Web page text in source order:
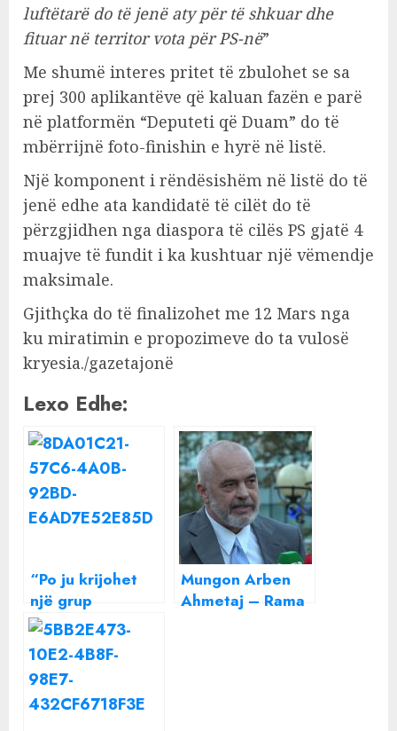
luftëtarë do të jenë aty për të shkuar dhe
fituar në territor vota për PS-në”
Me shumë interes pritet të zbulohet se sa
prej 300 aplikantëve që kaluan fazën e parë
në platformën “Deputeti që Duam” do të
mbërrijnë foto-finishin e hyrë në listë.
Një komponent i rëndësishëm në listë do të
jenë edhe ata kandidatë të cilët do të
përzgjidhen nga diaspora të cilës PS gjatë 4
muajve të fundit i ka kushtuar një vëmendje
maksimale.
Gjithçka do të finalizohet me 12 Mars nga
ku miratimin e propozimeve do ta vulosë
kryesia./gazetajonë
Lexo Edhe:
“Po ju krijohet
një grup
parlamentar në
burg zoti Rama!”/
Si përgjigjet
kryeministri për
inceneratorët
Mungon Arben
Ahmetaj – Rama